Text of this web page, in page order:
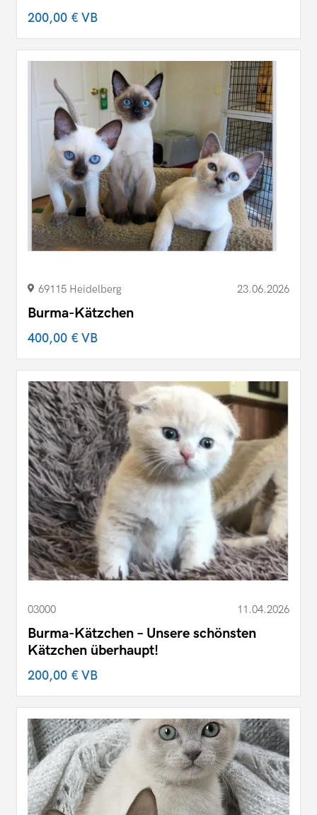
200,00 €VB
69115 Heidelberg 23.06.2026
Burma-Kätzchen
400,00 €VB
03000 11.04.2026
Burma-Kätzchen – Unsere schönsten
Kätzchen überhaupt!
200,00 €VB